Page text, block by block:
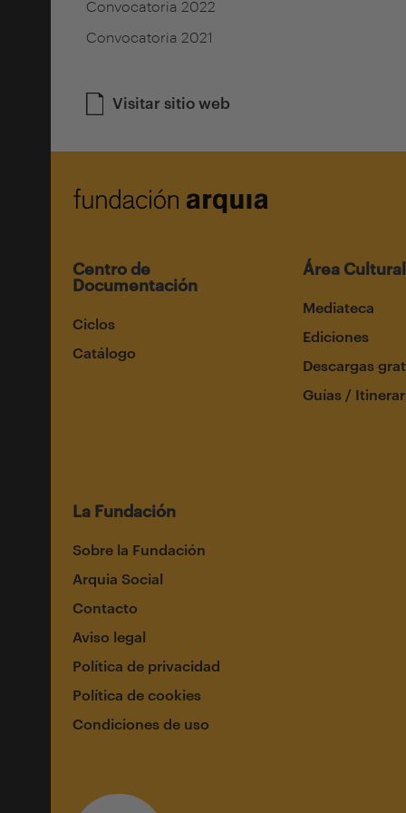
Convocatoria 2022
Convocatoria 2021
Visitar sitio web
Centro de
Documentación
Ciclos
Catálogo
Área Cultural
Mediateca
Ediciones
Descargas
Guías /
La Fundación
Sobre la Fundación
Arquia Social
Contacto
Aviso legal
Política de privacidad
Política de cookies
Condiciones de uso